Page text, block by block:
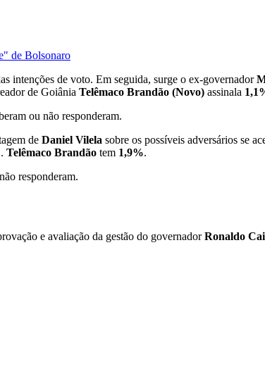
de Bolsonaro
intenções de voto. Em seguida, surge o ex-governador
de Goiânia Telêmaco Brandão (Novo) assinala
ou não responderam.
de Daniel Vilela sobre os possíveis adversários se
. Telêmaco Brandão tem 1,9%.
responderam.
e avaliação da gestão do governadorRonaldo